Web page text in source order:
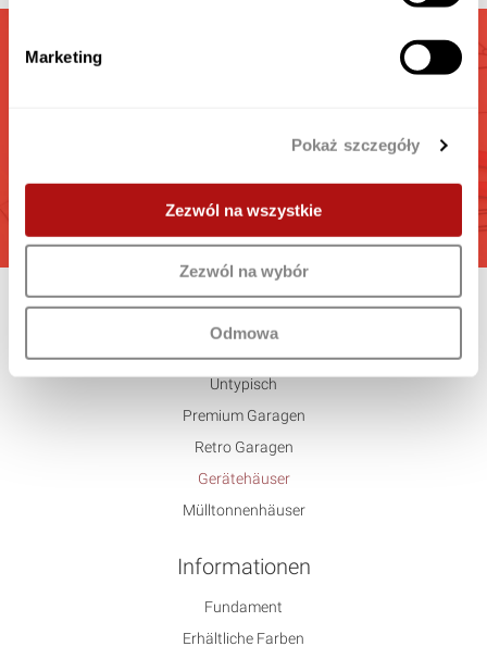
Marketing
Pokaż szczegóły
Zezwól na wszystkie
Zezwól na wybór
Odmowa
Berechnen Sie die interesante für Sie Garage
GEHEN
Angebot
Untypisch
Premium Garagen
Retro Garagen
Gerätehäuser
Mülltonnenhäuser
Informationen
Fundament
Erhältliche Farben